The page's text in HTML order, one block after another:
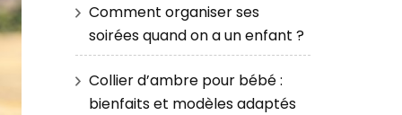
Comment organiser ses
soirées quand on a un enfant ?
Collier d’ambre pour bébé :
bienfaits et modèles adaptés